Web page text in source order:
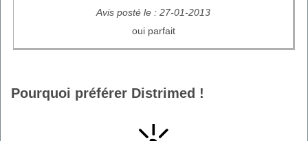
Avis posté le : 27-01-2013
oui parfait
Pourquoi préférer Distrimed !